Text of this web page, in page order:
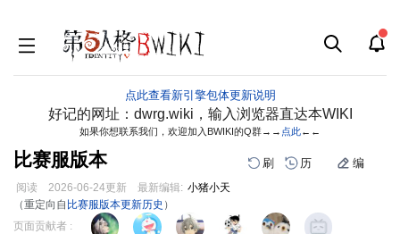
点此查看新引擎包体更新说明
好记的网址：dwrg.wiki，输入浏览器直达本WIKI
如果你想联系我们，欢迎加入BWIKI的Q群→→ 点此←←
比赛服版本 刷 历 编
阅读 2026-06-24更新 最新编辑: 小猪小天
（重定向自 比赛服版本更新历史 ）
跳
跳
页面贡献者 :